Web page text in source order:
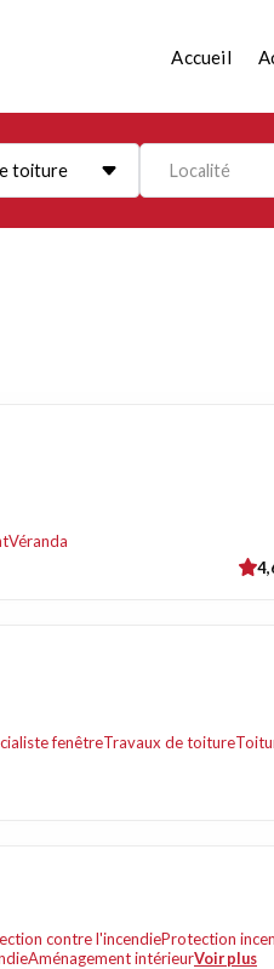
Accueil
toiture Localité
Véranda
fenêtreTravaux de toiture
contre l'incendieProtection
Aménagement intérieurVoir plus